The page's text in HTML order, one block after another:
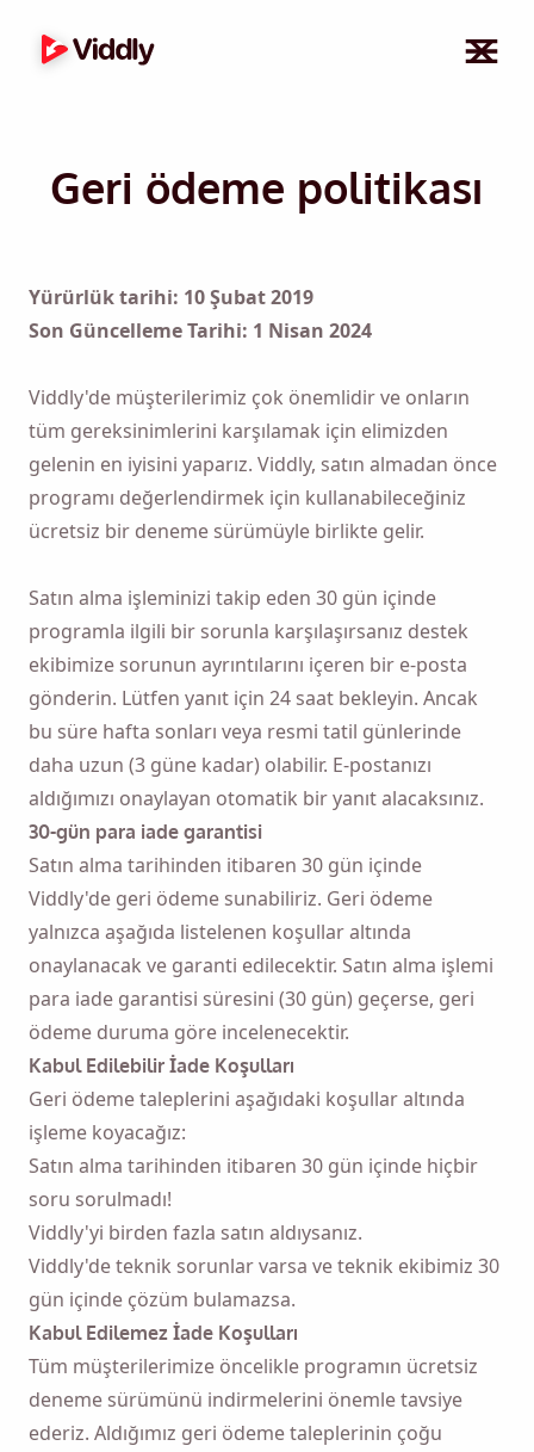
Geri ödeme politikası
Yürürlük tarihi: 10 Şubat 2019
Son Güncelleme Tarihi: 1 Nisan 2024
Viddly'de müşterilerimiz çok önemlidir ve onların
tüm gereksinimlerini karşılamak için elimizden
gelenin en iyisini yaparız. Viddly, satın almadan önce
programı değerlendirmek için kullanabileceğiniz
ücretsiz bir deneme sürümüyle birlikte gelir.
Satın alma işleminizi takip eden 30 gün içinde
programla ilgili bir sorunla karşılaşırsanız destek
ekibimize sorunun ayrıntılarını içeren bir e-posta
gönderin. Lütfen yanıt için 24 saat bekleyin. Ancak
bu süre hafta sonları veya resmi tatil günlerinde
daha uzun (3 güne kadar) olabilir. E-postanızı
aldığımızı onaylayan otomatik bir yanıt alacaksınız.
30-gün para iade garantisi
Satın alma tarihinden itibaren 30 gün içinde
Viddly'de geri ödeme sunabiliriz. Geri ödeme
yalnızca aşağıda listelenen koşullar altında
onaylanacak ve garanti edilecektir. Satın alma işlemi
para iade garantisi süresini (30 gün) geçerse, geri
ödeme duruma göre incelenecektir.
Kabul Edilebilir İade Koşulları
Geri ödeme taleplerini aşağıdaki koşullar altında
işleme koyacağız:
Satın alma tarihinden itibaren 30 gün içinde hiçbir
soru sorulmadı!
Viddly'yi birden fazla satın aldıysanız.
Viddly'de teknik sorunlar varsa ve teknik ekibimiz 30
gün içinde çözüm bulamazsa.
Kabul Edilemez İade Koşulları
Tüm müşterilerimize öncelikle programın ücretsiz
deneme sürümünü indirmelerini önemle tavsiye
ederiz. Aldığımız geri ödeme taleplerinin çoğu